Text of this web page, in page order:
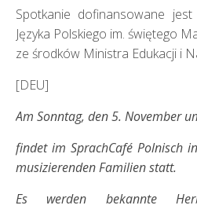
Spotkanie dofinansowane
Języka Polskiego im. świętego
ze środków Ministra Edukacji i
[DEU]
Am Sonntag, den 5. November
findet im SprachCafé Polnisch
musizierenden Familien statt.
Es werden bekannte